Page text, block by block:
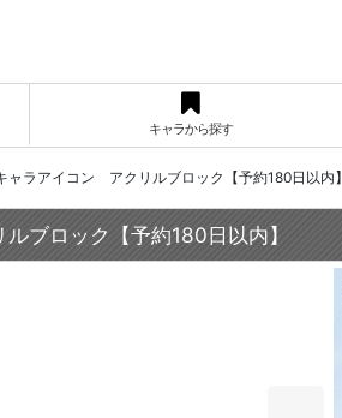
キャラから探す
ラアイコン アクリルブロック【予約180日以内】
ロック【予約180日以内】